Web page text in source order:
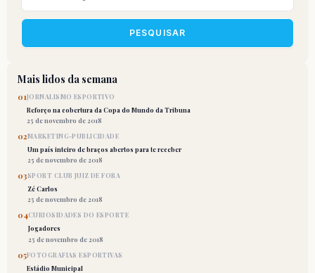
PESQUISAR
Mais lidos da semana
01JORNALISMO ESPORTIVO
Reforço na cobertura da Copa do Mundo da Tribuna
25 de novembro de 2018
02MARKETING-PUBLICIDADE
Um país inteiro de braços abertos para te receber
25 de novembro de 2018
03SPORT CLUB JUIZ DE FORA
Zé Carlos
25 de novembro de 2018
04CURIOSIDADES DO ESPORTE
Jogadores
25 de novembro de 2018
05FOTOGRAFIAS ESPORTIVAS
Estádio Municipal